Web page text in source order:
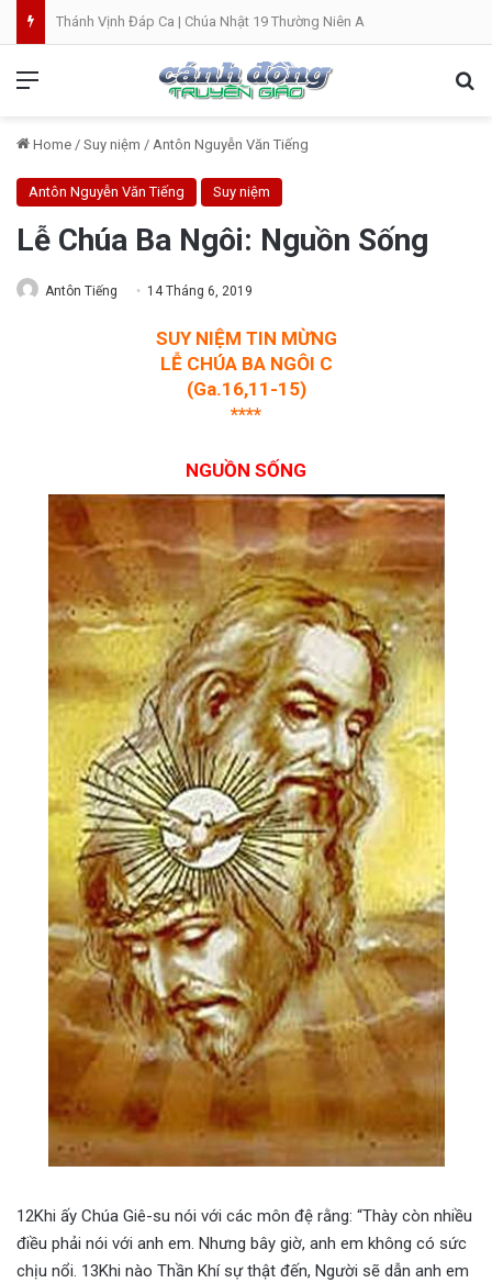
Thánh Vịnh Đáp Ca | Chúa Nhật 19 Thường Niên A
Home / Suy niệm / Antôn Nguyễn Văn Tiếng
Antôn Nguyễn Văn Tiếng Suy niệm
Lễ Chúa Ba Ngôi: Nguồn Sống
Antôn Tiếng 14 Tháng 6, 2019
SUY NIỆM TIN MỪNG
LỄ CHÚA BA NGÔI C
(Ga.16,11-15)
****
NGUỒN SỐNG
12Khi ấy Chúa Giê-su nói với các môn đệ rằng: “Thày còn nhiều
điều phải nói với anh em. Nhưng bây giờ, anh em không có sức
chịu nổi. 13Khi nào Thần Khí sự thật đến, Người sẽ dẫn anh em